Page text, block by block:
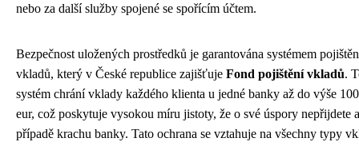
nebo za další služby spojené se spořícím účtem.
Bezpečnost uložených prostředků je garantována systémem
vkladů, který v České republice zajišťuje Fond pojištění vkladů.
systém chrání vklady každého klienta u jedné banky až do výše
eur, což poskytuje vysokou míru jistoty, že o své úspory nepřijdete
případě krachu banky. Tato ochrana se vztahuje na všechny typy